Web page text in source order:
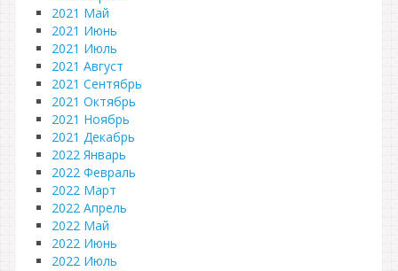
2021 Май
2021 Июнь
2021 Июль
2021 Август
2021 Сентябрь
2021 Октябрь
2021 Ноябрь
2021 Декабрь
2022 Январь
2022 Февраль
2022 Март
2022 Апрель
2022 Май
2022 Июнь
2022 Июль